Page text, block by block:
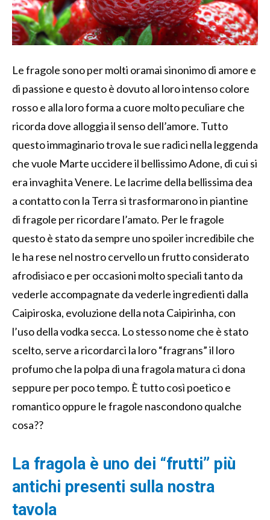
Le fragole sono per molti oramai sinonimo di amore e
di passione e questo è dovuto al loro intenso colore
rosso e alla loro forma a cuore molto peculiare che
ricorda dove alloggia il senso dell’amore. Tutto
questo immaginario trova le sue radici nella leggenda
che vuole Marte uccidere il bellissimo Adone, di cui si
era invaghita Venere. Le lacrime della bellissima dea
a contatto con la Terra si trasformarono in piantine
di fragole per ricordare l’amato. Per le fragole
questo è stato da sempre uno spoiler incredibile che
le ha rese nel nostro cervello un frutto considerato
afrodisiaco e per occasioni molto speciali tanto da
vederle accompagnate da vederle ingredienti dalla
Caipiroska, evoluzione della nota Caipirinha, con
l’uso della vodka secca. Lo stesso nome che è stato
scelto, serve a ricordarci la loro “fragrans” il loro
profumo che la polpa di una fragola matura ci dona
seppure per poco tempo. È tutto così poetico e
romantico oppure le fragole nascondono qualche
cosa??
La fragola è uno dei “frutti” più
antichi presenti sulla nostra
tavola